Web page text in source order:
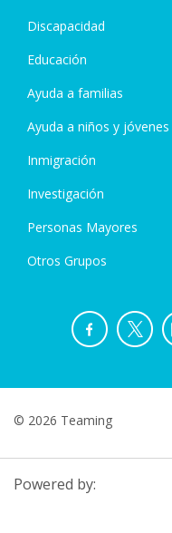
Discapacidad
Educación
Ayuda a familias
Ayuda a niños y jóvenes
Inmigración
Investigación
Personas Mayores
Otros Grupos
© 2026 Teaming
Powered by: